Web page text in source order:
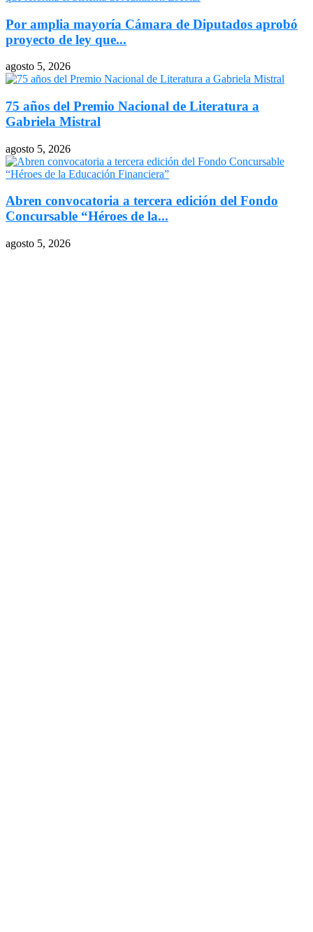
Por amplia mayoría Cámara de Diputados aprobó
proyecto de ley que...
agosto 5, 2026
75 años del Premio Nacional de Literatura a
Gabriela Mistral
agosto 5, 2026
Abren convocatoria a tercera edición del Fondo
Concursable “Héroes de la...
agosto 5, 2026